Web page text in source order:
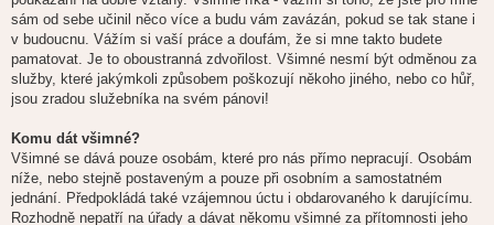
sám od sebe učinil něco více a budu vám zavázán, pokud se tak stane i
v budoucnu. Vážím si vaší práce a doufám, že si mne takto budete
pamatovat. Je to oboustranná zdvořilost. Všimné nesmí být odměnou za
služby, které jakýmkoli způsobem poškozují někoho jiného, nebo co hůř,
jsou zradou služebníka na svém pánovi!
Komu dát všimné?
Všimné se dává pouze osobám, které pro nás přímo nepracují. Osobám
níže, nebo stejně postaveným a pouze při osobním a samostatném
jednání. Předpokládá také vzájemnou úctu i obdarovaného k darujícímu.
Rozhodně nepatří na úřady a dávat někomu všimné za přítomnosti jeho